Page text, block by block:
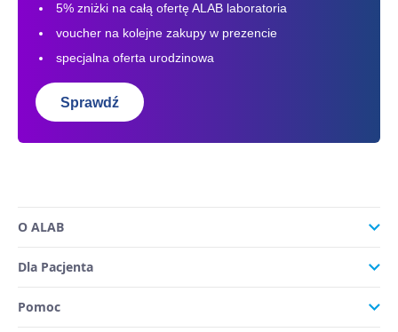
5% zniżki na całą ofertę ALAB laboratoria
voucher na kolejne zakupy w prezencie
specjalna oferta urodzinowa
Sprawdź
O ALAB
Dla Pacjenta
Pomoc